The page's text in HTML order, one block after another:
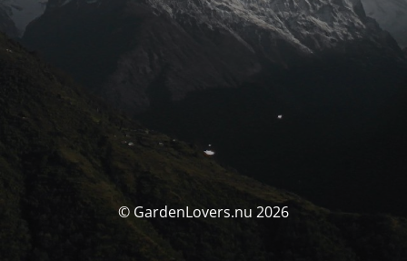
© GardenLovers.nu 2026